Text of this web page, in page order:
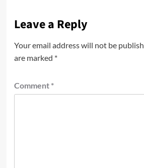
Leave a Reply
Your email address will not be
are marked *
Comment *